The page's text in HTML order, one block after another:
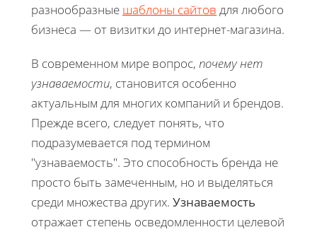
разнообразные шаблоны сайтов для любого
бизнеса — от визитки до интернет-магазина.
В современном мире вопрос, почему нет
узнаваемости, становится особенно
актуальным для многих компаний и брендов.
Прежде всего, следует понять, что
подразумевается под термином
"узнаваемость". Это способность бренда не
просто быть замеченным, но и выделяться
среди множества других. Узнаваемость
отражает степень осведомленности целевой